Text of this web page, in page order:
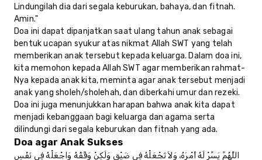
Lindungilah dia dari segala keburukan, bahaya, dan fitnah.
Amin."
Doa ini dapat dipanjatkan saat ulang tahun anak sebagai
bentuk ucapan syukur atas nikmat Allah SWT yang telah
memberikan anak tersebut kepada keluarga. Dalam doa ini,
kita memohon kepada Allah SWT agar memberikan rahmat-
Nya kepada anak kita, meminta agar anak tersebut menjadi
anak yang sholeh/sholehah, dan diberkahi umur dan rezeki.
Doa ini juga menunjukkan harapan bahwa anak kita dapat
menjadi kebanggaan bagi keluarga dan agama serta
dilindungi dari segala keburukan dan fitnah yang ada.
Doa agar Anak Sukses
اللَّهُمَّ يَسِّرْ لَهُ أَمْرَهُ، وَلاَ تَجْعَلْهُ فِي ضَيْقٍ وَلَكِنْ وَفِّقْهُ وَاجْعَلْهُ فِي نَفْسٍ